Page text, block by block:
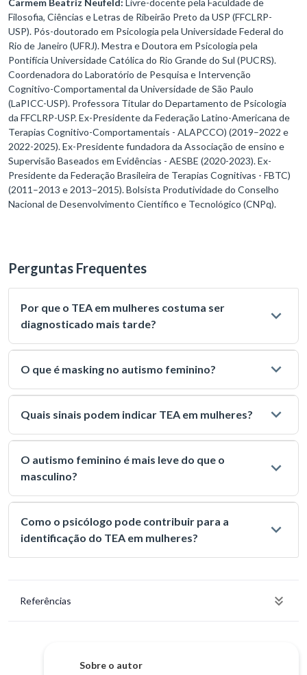
Carmem Beatriz Neufeld: Livre-docente pela Faculdade de
Filosofia, Ciências e Letras de Ribeirão Preto da USP (FFCLRP-
USP). Pós-doutorado em Psicologia pela Universidade Federal do
Rio de Janeiro (UFRJ). Mestra e Doutora em Psicologia pela
Pontifícia Universidade Católica do Rio Grande do Sul (PUCRS).
Coordenadora do Laboratório de Pesquisa e Intervenção
Cognitivo-Comportamental da Universidade de São Paulo
(LaPICC-USP). Professora Titular do Departamento de Psicologia
da FFCLRP-USP. Ex-Presidente da Federação Latino-Americana de
Terapias Cognitivo-Comportamentais - ALAPCCO) (2019–2022 e
2022-2025). Ex-Presidente fundadora da Associação de ensino e
Supervisão Baseados em Evidências - AESBE (2020-2023). Ex-
Presidente da Federação Brasileira de Terapias Cognitivas - FBTC)
(2011–2013 e 2013–2015). Bolsista Produtividade do Conselho
Nacional de Desenvolvimento Científico e Tecnológico (CNPq).
Perguntas Frequentes
Por que o TEA em mulheres costuma ser
diagnosticado mais tarde?
O que é masking no autismo feminino?
Quais sinais podem indicar TEA em mulheres?
O autismo feminino é mais leve do que o
masculino?
Como o psicólogo pode contribuir para a
identificação do TEA em mulheres?
Referências
Sobre o autor